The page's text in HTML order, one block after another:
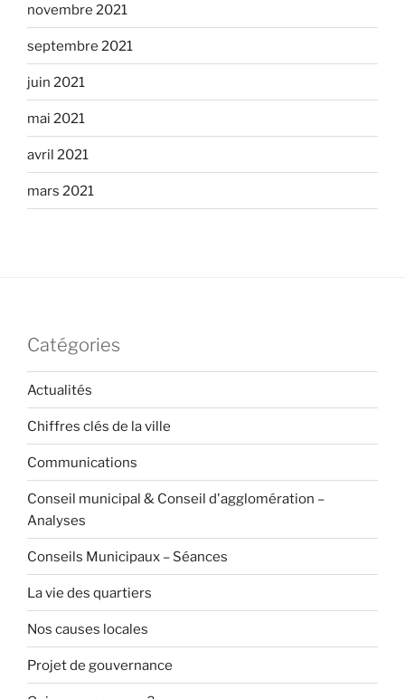
novembre 2021
septembre 2021
juin 2021
mai 2021
avril 2021
mars 2021
Catégories
Actualités
Chiffres clés de la ville
Communications
Conseil municipal & Conseil d'agglomération –
Analyses
Conseils Municipaux – Séances
La vie des quartiers
Nos causes locales
Projet de gouvernance